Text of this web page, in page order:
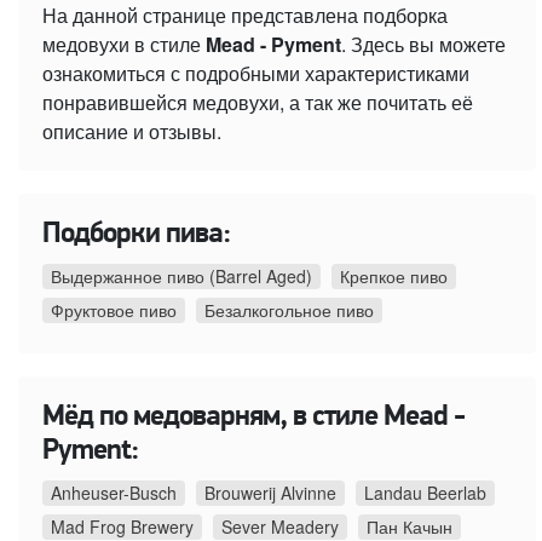
На данной странице представлена подборка
медовухи в стиле Mead - Pyment. Здесь вы можете
ознакомиться с подробными характеристиками
понравившейся медовухи, а так же почитать её
описание и отзывы.
Подборки пива:
Выдержанное пиво (Barrel Aged)
Крепкое пиво
Фруктовое пиво
Безалкогольное пиво
Мёд по медоварням, в стиле Mead -
Pyment:
Anheuser-Busch Brouwerij Alvinne
Landau Beerlab
Mad Frog Brewery
Sever Meadery
Пан Качын